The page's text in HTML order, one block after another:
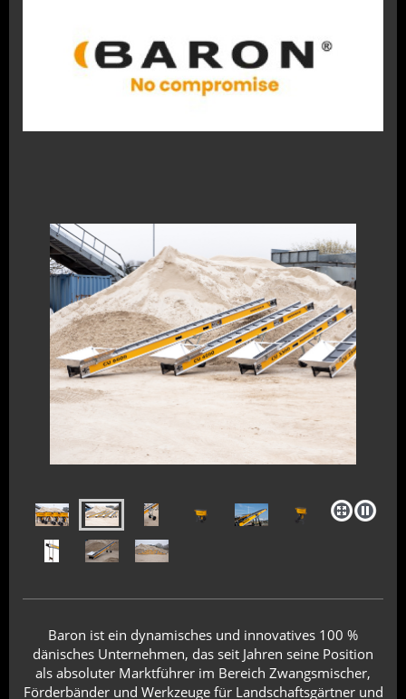
Baron ist ein dynamisches und innovatives 100 %
dänisches Unternehmen, das seit Jahren seine Position
als absoluter Marktführer im Bereich Zwangsmischer,
Förderbänder und Werkzeuge für Landschaftsgärtner und